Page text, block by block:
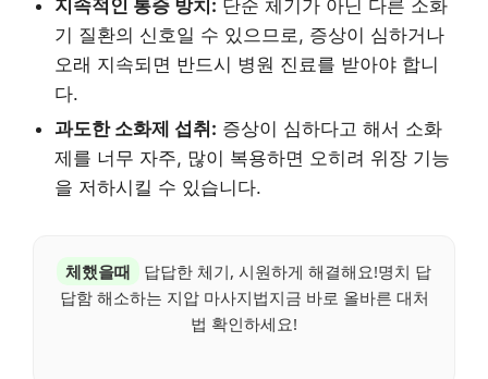
지속적인 통증 방치: 단순 체기가 아닌 다른 소화
기 질환의 신호일 수 있으므로, 증상이 심하거나
오래 지속되면 반드시 병원 진료를 받아야 합니
다.
과도한 소화제 섭취: 증상이 심하다고 해서 소화
제를 너무 자주, 많이 복용하면 오히려 위장 기능
을 저하시킬 수 있습니다.
체했을때
답답한 체기, 시원하게 해결해요!명치 답
답함 해소하는 지압 마사지법지금 바로 올바른 대처
법 확인하세요!